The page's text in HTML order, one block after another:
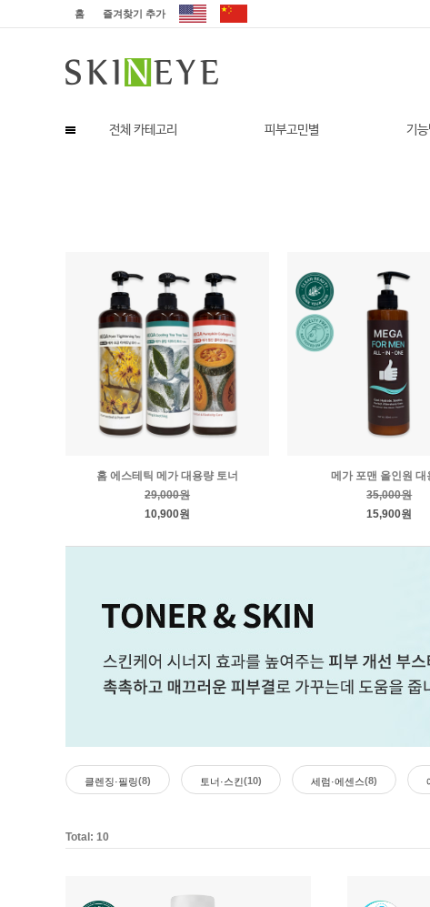
홈 즐겨찾기 추가
전체 카테고리 피부고민별 기
홈 에스테틱 메가 대용량 토너
29,000원
10,900원
메가 포맨 올인원 대
35,000원
15,900원
클렌징·필링(8) 토너·스킨(10) 세럼·에센스(8)
Total: 10